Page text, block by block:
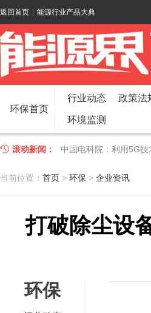
返回首页 能源行业产品大典
环保首页
行业动态 政策法
环境监测
滚动新闻： 中国电科院：利用5G技
江苏车牛山岛智能微电
因储能而智慧，为储
低温冷凝技术助力大气
碧桂园打造新能源汽车
何仲辉:让高质量成为水
当前位置： 首页 > 环保 > 企业资讯
打破除尘设
环保